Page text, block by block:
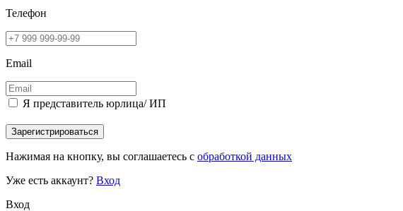
Телефон
Email
Я представитель юрлица/ ИП
Зарегистрироваться
Нажимая на кнопку, вы соглашаетесь с обработкой данных
Уже есть аккаунт? Вход
Вход